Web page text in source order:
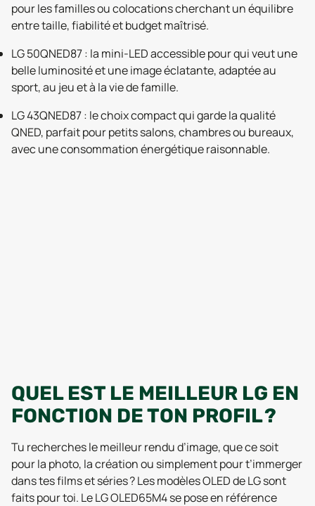
pour les familles ou colocations cherchant un équilibre
entre taille, fiabilité et budget maîtrisé.
LG 50QNED87 : la mini-LED accessible pour qui veut une
belle luminosité et une image éclatante, adaptée au
sport, au jeu et à la vie de famille.
LG 43QNED87 : le choix compact qui garde la qualité
QNED, parfait pour petits salons, chambres ou bureaux,
avec une consommation énergétique raisonnable.
QUEL EST LE MEILLEUR LG EN
FONCTION DE TON PROFIL ?
Tu recherches le meilleur rendu d’image, que ce soit
pour la photo, la création ou simplement pour t’immerger
dans tes films et séries ? Les modèles OLED de LG sont
faits pour toi. Le LG OLED65M4 se pose en référence